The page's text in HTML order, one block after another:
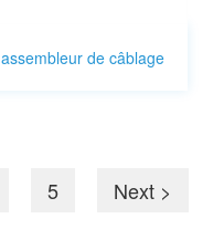
assembleur de câblage
5 Next >